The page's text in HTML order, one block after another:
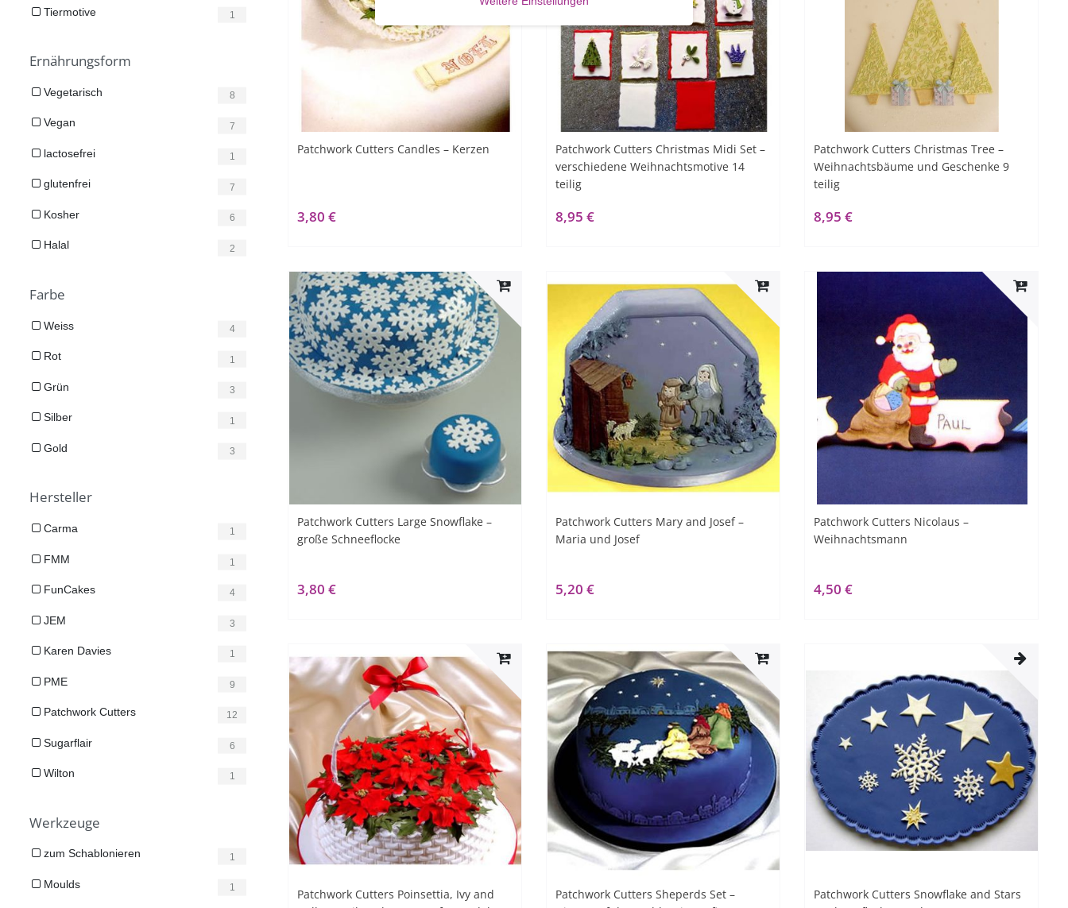
Tiermotive 1
Ernährungsform
Vegetarisch 8
Vegan 7
lactosefrei 1
glutenfrei 7
Kosher 6
Halal 2
Farbe
Weiss 4
Rot 1
Grün 3
Silber 1
Gold 3
Hersteller
Carma 1
FMM 1
FunCakes 4
JEM 3
Karen Davies 1
PME 9
Patchwork Cutters 12
Sugarflair 6
Wilton 1
Werkzeuge
zum Schablonieren 1
Moulds 1
Patchwork Cutters Candles – Kerzen
3,80 €
Patchwork Cutters Christmas Midi Set –
verschiedene Weihnachtsmotive 14
teilig
8,95 €
Patchwork Cutters Christmas Tree –
Weihnachtsbäume und Geschenke 9
teilig
8,95 €
Patchwork Cutters Large Snowflake –
große Schneeflocke
3,80 €
Patchwork Cutters Mary and Josef –
Maria und Josef
5,20 €
Patchwork Cutters Nicolaus –
Weihnachtsmann
4,50 €
Patchwork Cutters Poinsettia, Ivy and
Patchwork Cutters Sheperds Set –
Patchwork Cutters Snowflake and Stars